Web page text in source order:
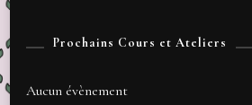
Prochains Cours et Ateliers
Aucun évènement